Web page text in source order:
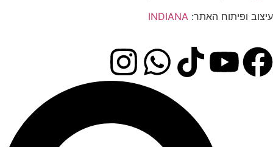
עיצוב ופיתוח האתר: INDIANA